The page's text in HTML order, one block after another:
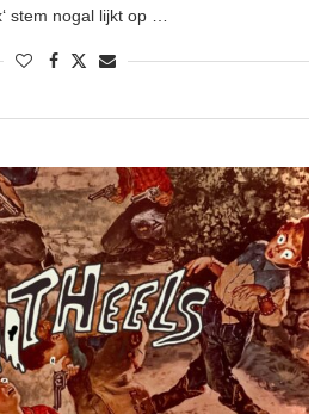
stem nogal lijkt op …